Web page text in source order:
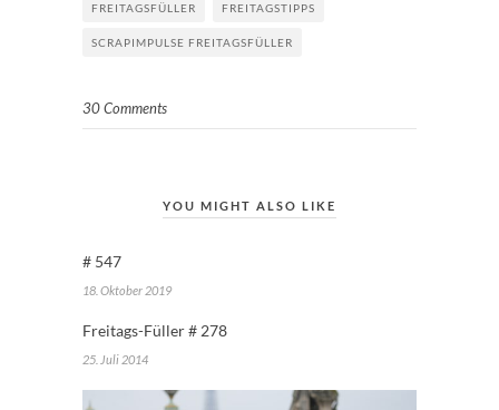
FREITAGSFÜLLER FREITAGSTIPPS
SCRAPIMPULSE FREITAGSFÜLLER
30 Comments
YOU MIGHT ALSO LIKE
# 547
18. Oktober 2019
Freitags-Füller # 278
25. Juli 2014